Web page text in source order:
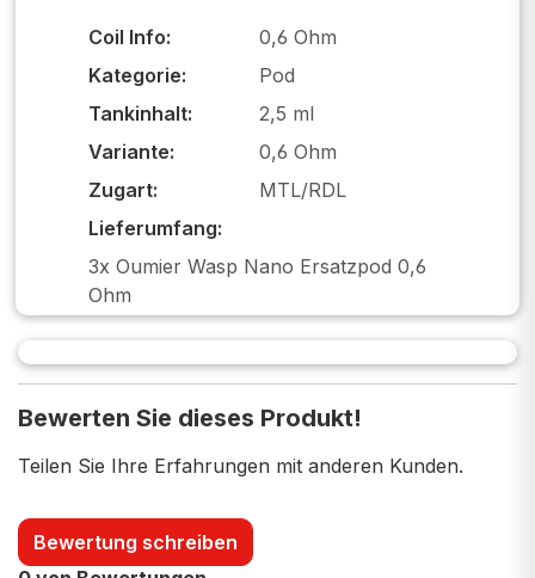
Coil Info:
0,6 Ohm
Kategorie:
Pod
Tankinhalt:
2,5 ml
Variante:
0,6 Ohm
Zugart:
MTL/RDL
Lieferumfang:
3x Oumier Wasp Nano Ersatzpod 0,6
Ohm
Bewerten Sie dieses Produkt!
Teilen Sie Ihre Erfahrungen mit anderen Kunden.
Bewertung schreiben